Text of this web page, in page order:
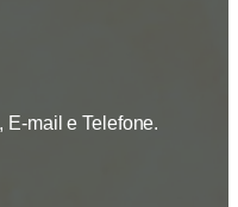
E-mail e Telefone.